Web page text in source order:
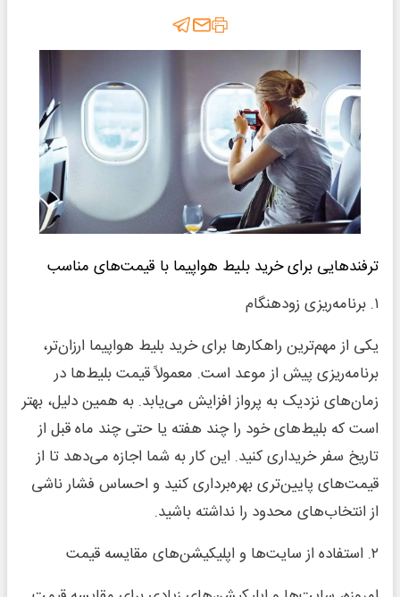
ترفندهایی برای خرید بلیط هواپیما با قیمت‌های مناسب
۱. برنامه‌ریزی زودهنگام
یکی از مهم‌ترین راهکارها برای خرید بلیط‌ هواپیما ارزان‌تر،
برنامه‌ریزی پیش از موعد است. معمولاً قیمت بلیط‌ها در
زمان‌های نزدیک به پرواز افزایش می‌یابد. به همین دلیل، بهتر
است که بلیط‌های خود را چند هفته یا حتی چند ماه قبل از
تاریخ سفر خریداری کنید. این کار به شما اجازه می‌دهد تا از
قیمت‌های پایین‌تری بهره‌برداری کنید و احساس فشار ناشی
از انتخاب‌های محدود را نداشته باشید.
۲. استفاده از سایت‌ها و اپلیکیشن‌های مقایسه قیمت